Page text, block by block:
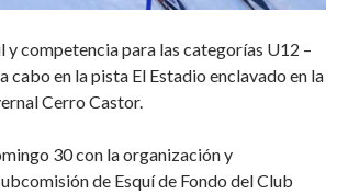
y competencia para las categorías U12 –
cabo en la pista El Estadio enclavado en la
Cerro Castor.
30 con la organización y
de Esquí de Fondo del Club